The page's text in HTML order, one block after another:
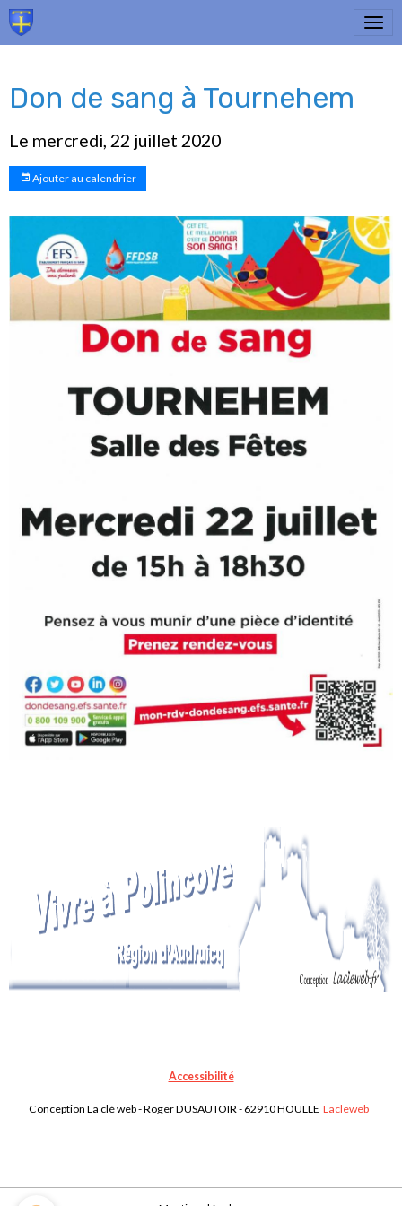
Don de sang à Tournehem
Le mercredi, 22 juillet 2020
Ajouter au calendrier
Accessibilité
Conception La clé web - Roger DUSAUTOIR - 62910 HOULLE Lacleweb